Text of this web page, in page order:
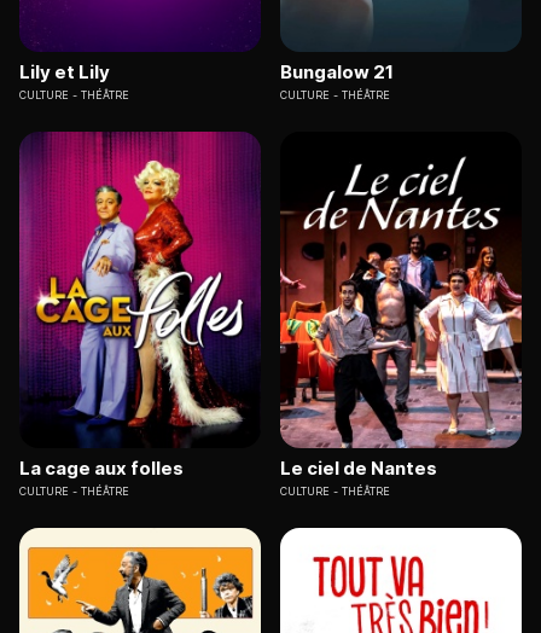
Lily et Lily
CULTURE THÉÂTRE
Bungalow 21
CULTURE THÉÂTRE
La cage aux folles
CULTURE THÉÂTRE
Le ciel de Nantes
CULTURE THÉÂTRE